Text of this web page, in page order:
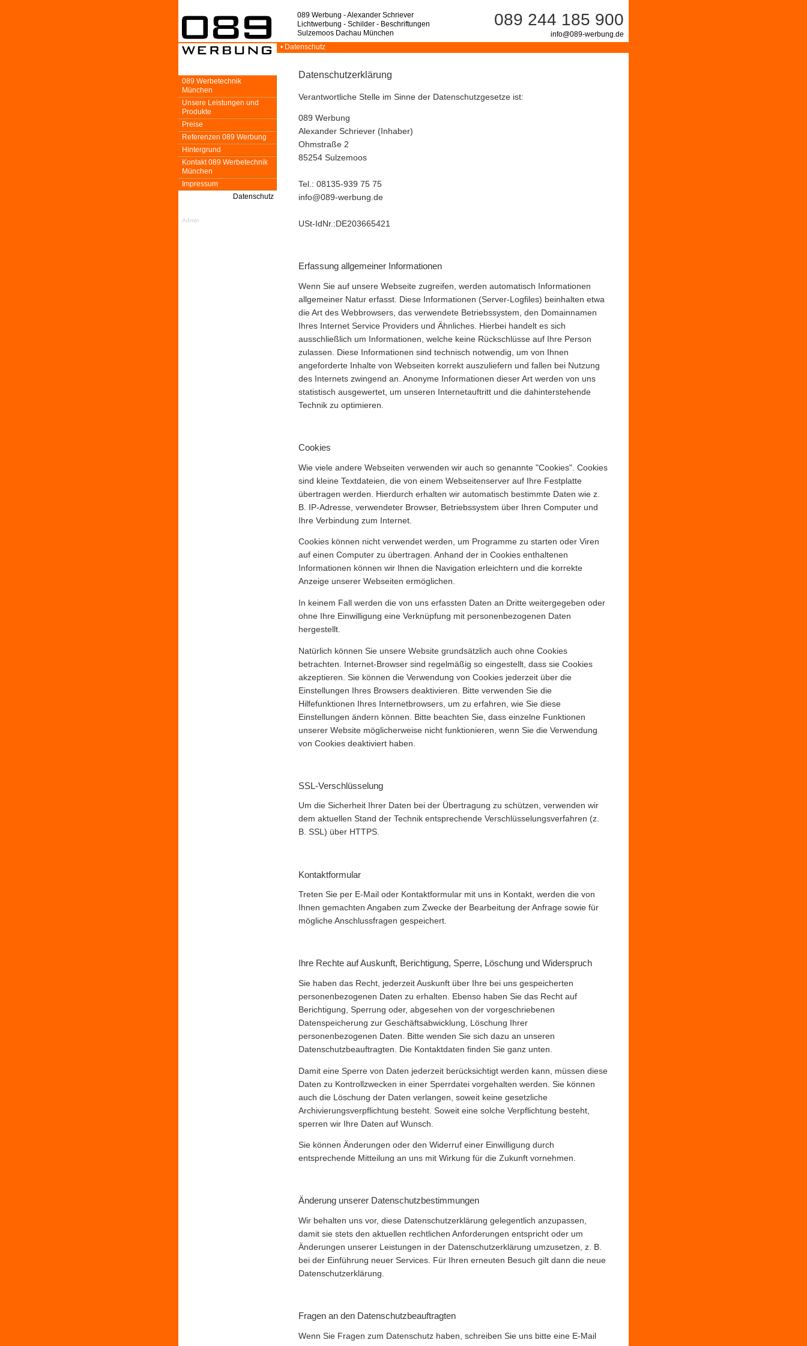
• Datenschutz
089 Werbung - Alexander Schriever
Lichtwerbung - Schilder - Beschriftungen
Sulzemoos Dachau München
089 244 185 900
info@089-werbung.de
Datenschutzerklärung
Verantwortliche Stelle im Sinne der Datenschutzgesetze ist:
089 Werbung
Alexander Schriever (Inhaber)
Ohmstraße 2
85254 Sulzemoos
Tel.: 08135-939 75 75
info@089-werbung.de
USt-IdNr.:DE203665421
Erfassung allgemeiner Informationen
Wenn Sie auf unsere Webseite zugreifen, werden automatisch Informationen
allgemeiner Natur erfasst. Diese Informationen (Server-Logfiles) beinhalten etwa
die Art des Webbrowsers, das verwendete Betriebssystem, den Domainnamen
Ihres Internet Service Providers und Ähnliches. Hierbei handelt es sich
ausschließlich um Informationen, welche keine Rückschlüsse auf Ihre Person
zulassen. Diese Informationen sind technisch notwendig, um von Ihnen
angeforderte Inhalte von Webseiten korrekt auszuliefern und fallen bei Nutzung
des Internets zwingend an. Anonyme Informationen dieser Art werden von uns
statistisch ausgewertet, um unseren Internetauftritt und die dahinterstehende
Technik zu optimieren.
Cookies
Wie viele andere Webseiten verwenden wir auch so genannte "Cookies". Cookies
sind kleine Textdateien, die von einem Webseitenserver auf Ihre Festplatte
übertragen werden. Hierdurch erhalten wir automatisch bestimmte Daten wie z.
B. IP-Adresse, verwendeter Browser, Betriebssystem über Ihren Computer und
Ihre Verbindung zum Internet.
Cookies können nicht verwendet werden, um Programme zu starten oder Viren
auf einen Computer zu übertragen. Anhand der in Cookies enthaltenen
Informationen können wir Ihnen die Navigation erleichtern und die korrekte
Anzeige unserer Webseiten ermöglichen.
In keinem Fall werden die von uns erfassten Daten an Dritte weitergegeben oder
ohne Ihre Einwilligung eine Verknüpfung mit personenbezogenen Daten
hergestellt.
Natürlich können Sie unsere Website grundsätzlich auch ohne Cookies
betrachten. Internet-Browser sind regelmäßig so eingestellt, dass sie Cookies
akzeptieren. Sie können die Verwendung von Cookies jederzeit über die
Einstellungen Ihres Browsers deaktivieren. Bitte verwenden Sie die
Hilfefunktionen Ihres Internetbrowsers, um zu erfahren, wie Sie diese
Einstellungen ändern können. Bitte beachten Sie, dass einzelne Funktionen
unserer Website möglicherweise nicht funktionieren, wenn Sie die Verwendung
von Cookies deaktiviert haben.
SSL-Verschlüsselung
Um die Sicherheit Ihrer Daten bei der Übertragung zu schützen, verwenden wir
dem aktuellen Stand der Technik entsprechende Verschlüsselungsverfahren (z.
B. SSL) über HTTPS.
Kontaktformular
Treten Sie per E-Mail oder Kontaktformular mit uns in Kontakt, werden die von
Ihnen gemachten Angaben zum Zwecke der Bearbeitung der Anfrage sowie für
mögliche Anschlussfragen gespeichert.
Ihre Rechte auf Auskunft, Berichtigung, Sperre, Löschung und Widerspruch
Sie haben das Recht, jederzeit Auskunft über Ihre bei uns gespeicherten
personenbezogenen Daten zu erhalten. Ebenso haben Sie das Recht auf
Berichtigung, Sperrung oder, abgesehen von der vorgeschriebenen
Datenspeicherung zur Geschäftsabwicklung, Löschung Ihrer
personenbezogenen Daten. Bitte wenden Sie sich dazu an unseren
Datenschutzbeauftragten. Die Kontaktdaten finden Sie ganz unten.
Damit eine Sperre von Daten jederzeit berücksichtigt werden kann, müssen diese
Daten zu Kontrollzwecken in einer Sperrdatei vorgehalten werden. Sie können
auch die Löschung der Daten verlangen, soweit keine gesetzliche
Archivierungsverpflichtung besteht. Soweit eine solche Verpflichtung besteht,
sperren wir Ihre Daten auf Wunsch.
Sie können Änderungen oder den Widerruf einer Einwilligung durch
entsprechende Mitteilung an uns mit Wirkung für die Zukunft vornehmen.
Änderung unserer Datenschutzbestimmungen
Wir behalten uns vor, diese Datenschutzerklärung gelegentlich anzupassen,
damit sie stets den aktuellen rechtlichen Anforderungen entspricht oder um
Änderungen unserer Leistungen in der Datenschutzerklärung umzusetzen, z. B.
bei der Einführung neuer Services. Für Ihren erneuten Besuch gilt dann die neue
Datenschutzerklärung.
Fragen an den Datenschutzbeauftragten
Wenn Sie Fragen zum Datenschutz haben, schreiben Sie uns bitte eine E-Mail
089 Werbetechnik
München
Unsere Leistungen und
Produkte
Preise
Referenzen 089 Werbung
Hintergrund
Kontakt 089 Werbetechnik
München
Impressum
Datenschutz
Admin